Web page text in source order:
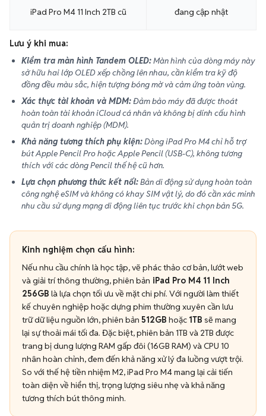
iPad Pro M4 11 Inch 2TB cũ đang cập nhật
Lưu ý khi mua:
Kiểm tra màn hình Tandem OLED:Màn hình của dòng máy này
sở hữu hai lớp OLED xếp chồng lên nhau, cần kiểm tra kỹ độ
đồng đều màu sắc, hiện tượng bóng mờ và cảm ứng toàn vùng.
Xác thực tài khoản và MDM:Đảm bảo máy đã được thoát
hoàn toàn tài khoản iCloud cá nhân và không bị dính cấu hình
quản trị doanh nghiệp (MDM).
Khả năng tương thích phụ kiện:Dòng iPad Pro M4 chỉ hỗ trợ
bút Apple Pencil Pro hoặc Apple Pencil (USB-C), không tương
thích với các dòng Pencil thế hệ cũ hơn.
Lựa chọn phương thức kết nối:Bản di động sử dụng hoàn toàn
công nghệ eSIM và không có khay SIM vật lý, do đó cần xác minh
nhu cầu sử dụng mạng di động liên tục trước khi chọn bản 5G.
Kinh nghiệm chọn cấu hình:
Nếu nhu cầu chính là học tập, vẽ phác thảo cơ bản, lướt web
và giải trí thông thường, phiên bản iPad Pro M4 11 Inch
256GB là lựa chọn tối ưu về mặt chi phí. Với người làm thiết
kế chuyên nghiệp hoặc dựng phim thường xuyên cần lưu
trữ dữ liệu nguồn lớn, phiên bản 512GB hoặc 1TB sẽ mang
lại sự thoải mái tối đa. Đặc biệt, phiên bản 1TB và 2TB được
trang bị dung lượng RAM gấp đôi (16GB RAM) và CPU 10
nhân hoàn chỉnh, đem đến khả năng xử lý đa luồng vượt trội.
So với thế hệ tiền nhiệm M2, iPad Pro M4 mang lại cải tiến
toàn diện về hiển thị, trọng lượng siêu nhẹ và khả năng
tương thích bút thông minh.